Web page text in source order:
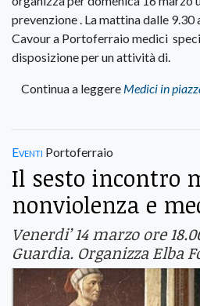
prevenzione . La mattina dalle
Cavour a Portoferraio medici
disposizione per un attività di.
Continua a leggere Medici in
Eventi Portoferraio
Il sesto incontro
nonviolenza e
Venerdi’ 14 marzo ore
Guardia. Organizza Elba